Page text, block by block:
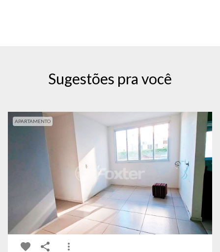
Sugestões pra você
APARTAMENTO